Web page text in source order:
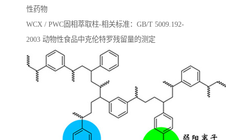
性药物
WCX / PWC固相萃取柱-相关标准：GB/T 5009.192-
2003 动物性⻝品中克伦特罗残留量的测定